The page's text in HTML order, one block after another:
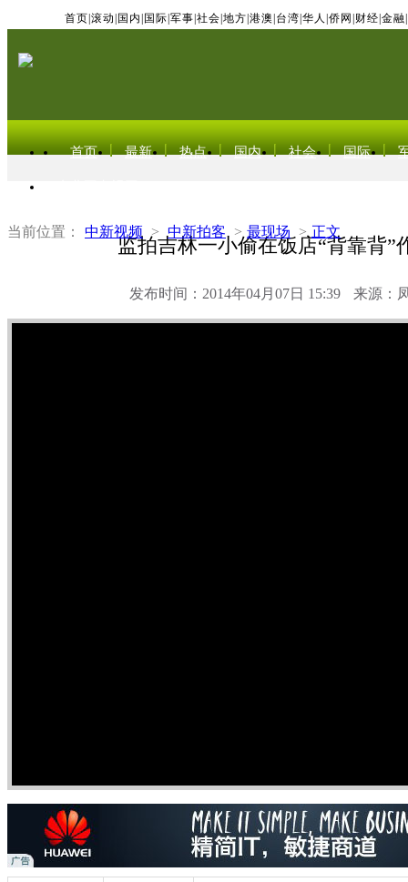
首页 滚动 国内 国际 军事 社会 地方 港澳 台湾 华人 侨网 财经 金融
首页 最新 热点 国内 社会 国际
当前位置： 中新视频 > 中新拍客 > 最现场 > 正文
监拍吉林一小偷在饭店“背靠背”
发布时间：2014年04月07日 15:39 来源：